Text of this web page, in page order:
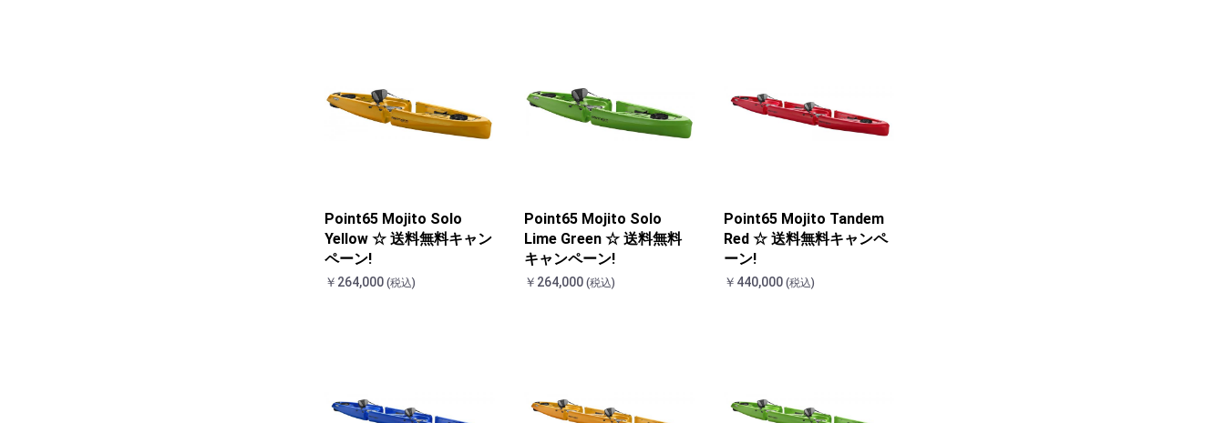
Point65 Mojito Solo
Yellow ☆ 送料無料キャン
ペーン!
￥264,000 (税込)
Point65 Mojito Solo
Lime Green ☆ 送料無料
キャンペーン!
￥264,000(税込)
Point65 Mojito Tandem
Red ☆ 送料無料キャンペ
ーン!
￥440,000(税込)